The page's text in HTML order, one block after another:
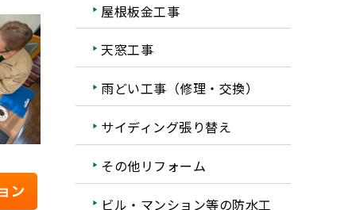
屋根板金工事
天窓工事
雨どい工事（修理・交換）
サイディング張り替え
その他リフォーム
ビル・マンション等の防水工